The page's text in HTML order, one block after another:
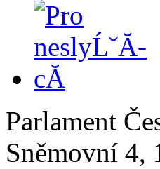
Parlament
Sněmovní 4,